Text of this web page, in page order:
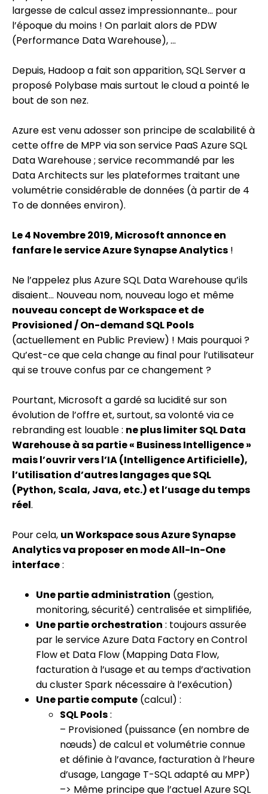
largesse de calcul assez impressionnante… pour
l’époque du moins ! On parlait alors de PDW
(Performance Data Warehouse), …
Depuis, Hadoop a fait son apparition, SQL Server a
proposé Polybase mais surtout le cloud a pointé le
bout de son nez.
Azure est venu adosser son principe de scalabilité à
cette offre de MPP via son service PaaS Azure SQL
Data Warehouse ; service recommandé par les
Data Architects sur les plateformes traitant une
volumétrie considérable de données (à partir de 4
To de données environ).
Le 4 Novembre 2019, Microsoft annonce en
fanfare le service Azure Synapse Analytics !
Ne l’appelez plus Azure SQL Data Warehouse qu’ils
disaient… Nouveau nom, nouveau logo et même
nouveau concept de Workspace et de
Provisioned / On-demand SQL Pools
(actuellement en Public Preview) ! Mais pourquoi ?
Qu’est-ce que cela change au final pour l’utilisateur
qui se trouve confus par ce changement ?
Pourtant, Microsoft a gardé sa lucidité sur son
évolution de l’offre et, surtout, sa volonté via ce
rebranding est louable : ne plus limiter SQL Data
Warehouse à sa partie « Business Intelligence »
mais l’ouvrir vers l’IA (Intelligence Artificielle),
l’utilisation d’autres langages que SQL
(Python, Scala, Java, etc.) et l’usage du temps
réel.
Pour cela, un Workspace sous Azure Synapse
Analytics va proposer en mode All-In-One
interface:
Une partie administration (gestion,
monitoring, sécurité) centralisée et simplifiée,
Une partie orchestration : toujours assurée
par le service Azure Data Factory en Control
Flow et Data Flow (Mapping Data Flow,
facturation à l’usage et au temps d’activation
du cluster Spark nécessaire à l’exécution)
Une partie compute (calcul) :
SQL Pools:
– Provisioned (puissance (en nombre de
nœuds) de calcul et volumétrie connue
et définie à l’avance, facturation à l’heure
d’usage, Langage T-SQL adapté au MPP)
–> Même principe que l’actuel Azure SQL